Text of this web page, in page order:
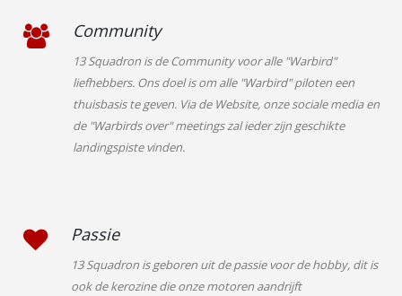
Community
13 Squadron is de Community voor alle "Warbird"
liefhebbers. Ons doel is om alle "Warbird" piloten een
thuisbasis te geven. Via de Website, onze sociale media en
de "Warbirds over" meetings zal ieder zijn geschikte
landingspiste vinden.
Passie
13 Squadron is geboren uit de passie voor de hobby, dit is
ook de kerozine die onze motoren aandrijft